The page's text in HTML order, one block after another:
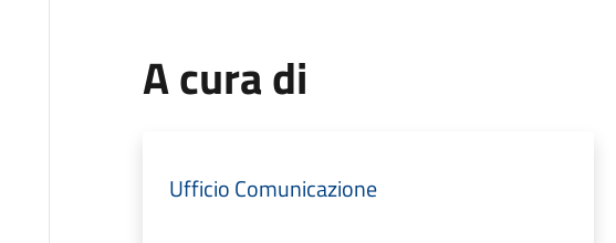
A cura di
Ufficio Comunicazione